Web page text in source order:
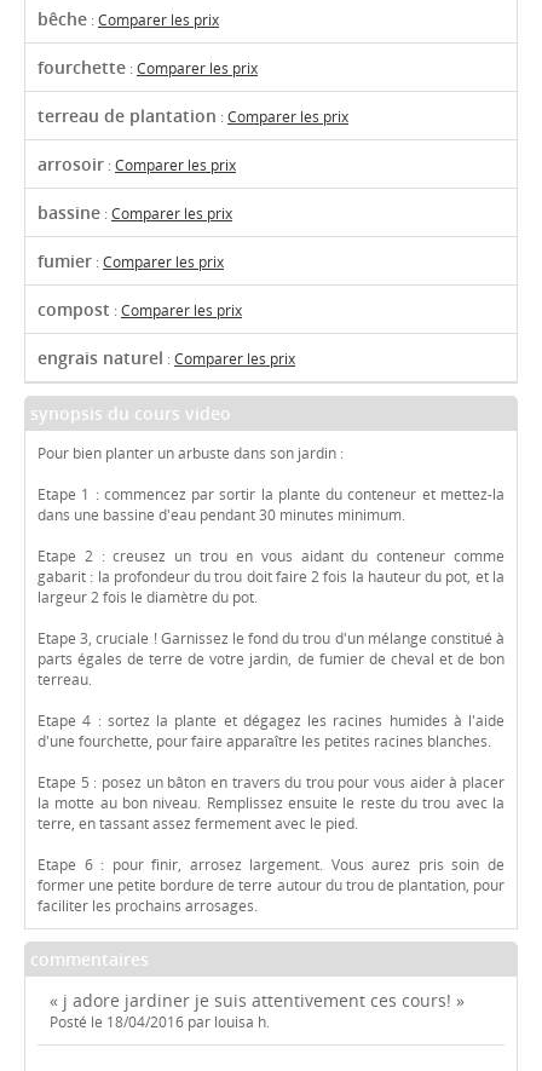
bêche :Comparer les prix
fourchette :Comparer les prix
terreau de plantation :Comparer les prix
arrosoir :Comparer les prix
bassine :Comparer les prix
fumier :Comparer les prix
compost :Comparer les prix
engrais naturel :Comparer les prix
synopsis du cours video
Pour bien planter un arbuste dans son jardin :
Etape 1 : commencez par sortir la plante du conteneur et mettez-la
dans une bassine d'eau pendant 30 minutes minimum.
Etape 2 : creusez un trou en vous aidant du conteneur comme
gabarit : la profondeur du trou doit faire 2 fois la hauteur du pot, et la
largeur 2 fois le diamètre du pot.
Etape 3, cruciale ! Garnissez le fond du trou d'un mélange constitué à
parts égales de terre de votre jardin, de fumier de cheval et de bon
terreau.
Etape 4 : sortez la plante et dégagez les racines humides à l'aide
d'une fourchette, pour faire apparaître les petites racines blanches.
Etape 5 : posez un bâton en travers du trou pour vous aider à placer
la motte au bon niveau. Remplissez ensuite le reste du trou avec la
terre, en tassant assez fermement avec le pied.
Etape 6 : pour finir, arrosez largement. Vous aurez pris soin de
former une petite bordure de terre autour du trou de plantation, pour
faciliter les prochains arrosages.
commentaires
« j adore jardiner je suis attentivement ces cours! »
Posté le 18/04/2016 par louisa h.